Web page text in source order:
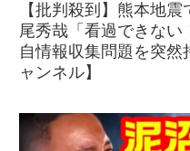
【批判殺到】熊本地
尾秀哉「看過できない
自情報収集問題を突
ャンネル】